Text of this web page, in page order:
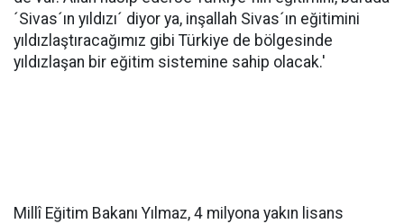
´Sivas´ın yıldızı´ diyor ya, inşallah Sivas´ın eğitimini
yıldızlaştıracağımız gibi Türkiye de bölgesinde
yıldızlaşan bir eğitim sistemine sahip olacak.'
Millî Eğitim Bakanı Yılmaz, 4 milyona yakın lisans